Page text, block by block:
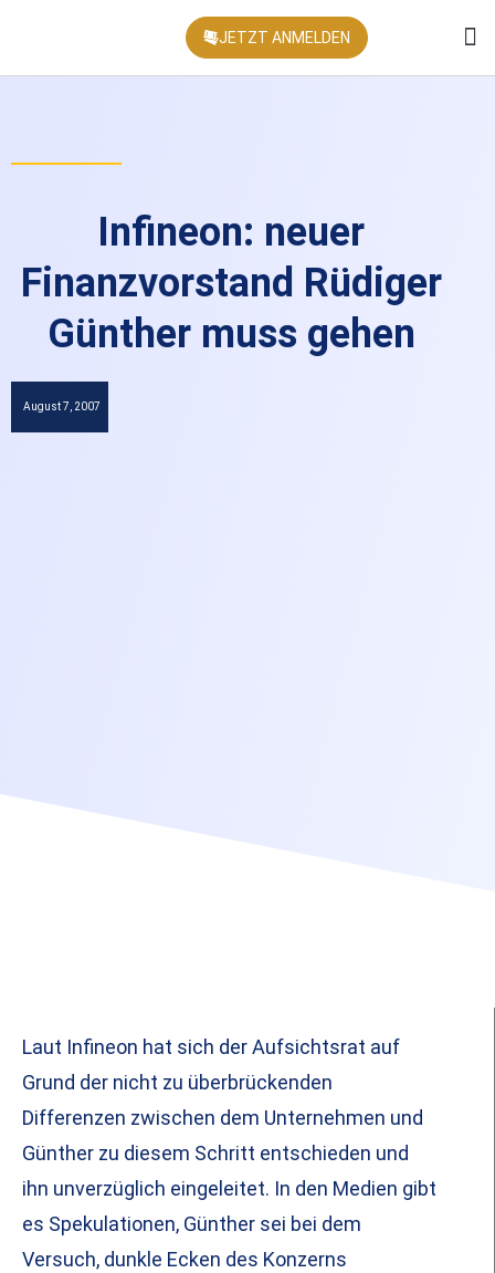
JETZT ANMELDEN
Infineon: neuer
Finanzvorstand Rüdiger
Günther muss gehen
August 7, 2007
Laut Infineon hat sich der Aufsichtsrat auf
Grund der nicht zu überbrückenden
Differenzen zwischen dem Unternehmen und
Günther zu diesem Schritt entschieden und
ihn unverzüglich eingeleitet. In den Medien gibt
es Spekulationen, Günther sei bei dem
Versuch, dunkle Ecken des Konzerns